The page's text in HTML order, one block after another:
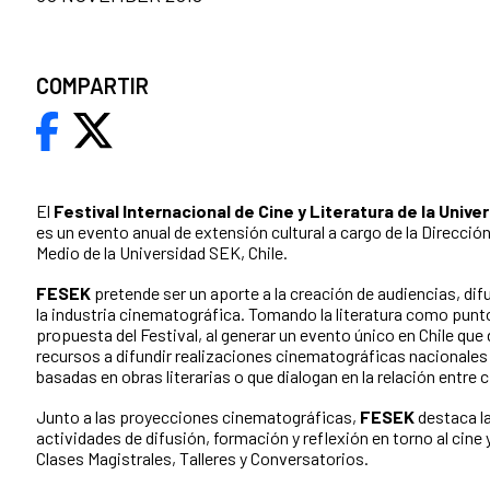
El Festival Internacional de Cine y Literatura de la
es un evento anual de extensión cultural a cargo de la
Medio de la Universidad SEK, Chile.
FESEK pretende ser un aporte a la creación de audiencias,
la industria cinematográfica. Tomando la literatura como
propuesta del Festival, al generar un evento único en Chile
recursos a difundir realizaciones cinematográficas
basadas en obras literarias o que dialogan en la relación entre
Junto a las proyecciones cinematográficas, FESEKdestaca
actividades de difusión, formación y reflexión en torno al cine
Clases Magistrales, Talleres y Conversatorios.
COMPARTIR